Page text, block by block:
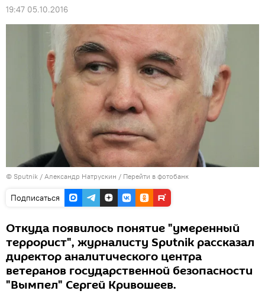
19:47 05.10.2016
© Sputnik / Александр Натрускин / Перейти в фотобанк
Подписаться
Откуда появилось понятие "умеренный
террорист", журналисту Sputnik рассказал
директор аналитического центра
ветеранов государственной безопасности
"Вымпел" Сергей Кривошеев.